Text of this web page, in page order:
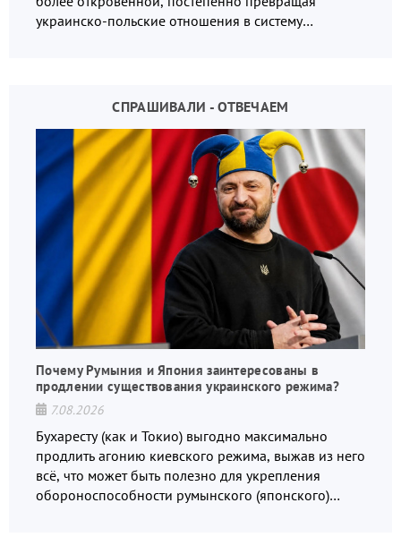
украинско-польские отношения в систему
СПРАШИВАЛИ - ОТВЕЧАЕМ
Почему Румыния и Япония заинтересованы в
продлении существования украинского режима?
7.08.2026
Бухаресту (как и Токио) выгодно максимально
продлить агонию киевского режима, выжав из него
всё, что может быть полезно для укрепления
обороноспособности румынского (японского)